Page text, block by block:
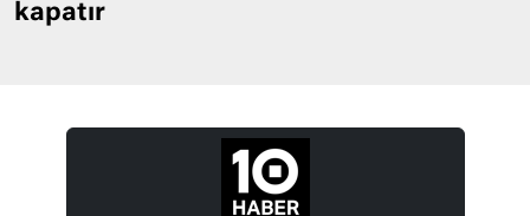
kapatır